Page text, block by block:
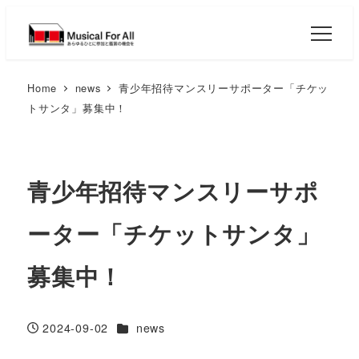
Home news
青少年招待マンスリーサポーター「チケッ
トサンタ」募集中！
青少年招待マンスリーサポ
ーター「チケットサンタ」
募集中！
投稿日
2024-09-02 カテゴリー
news